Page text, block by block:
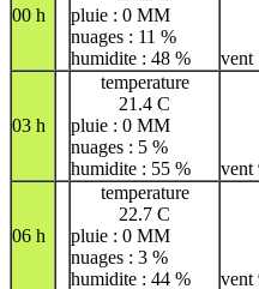
00 h
pluie : 0 MM
nuages : 11 %
humidite : 48 %
vent
03 h
temperature
21.4 C
pluie : 0 MM
nuages : 5 %
humidite : 55 %
vent
06 h
temperature
22.7 C
pluie : 0 MM
nuages : 3 %
humidite : 44 %
vent